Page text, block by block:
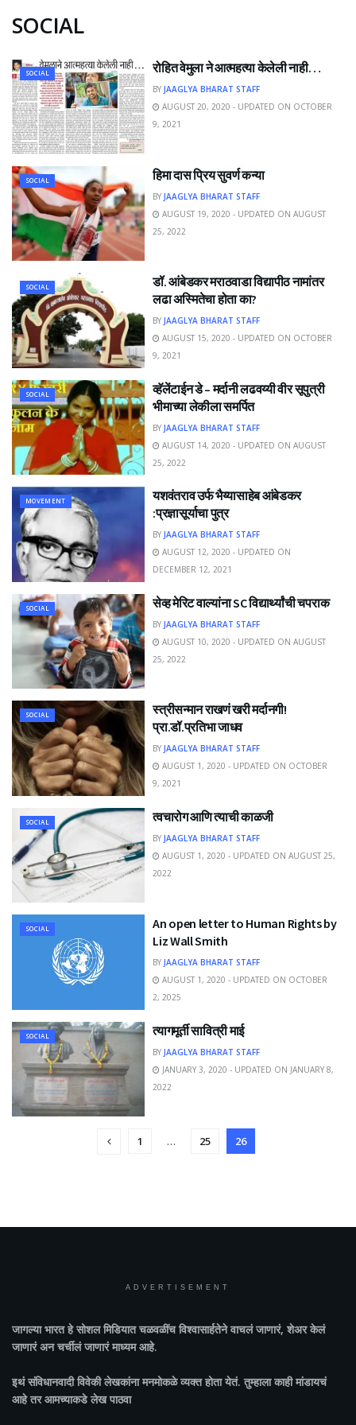
SOCIAL
SOCIAL रोहित वेमुला ने आत्महत्या केलेली नाही…
BY JAAGLYA BHARAT STAFF
AUGUST 20, 2020 - UPDATED ON OCTOBER
9, 2021
SOCIAL हिमा दास प्रिय सुवर्ण कन्या
BY JAAGLYA BHARAT STAFF
AUGUST 19, 2020 - UPDATED ON AUGUST
25, 2022
SOCIAL
डॉ. आंबेडकर मराठवाडा विद्यापीठ नामांतर
लढा अस्मितेचा होता का?
BY JAAGLYA BHARAT STAFF
AUGUST 15, 2020 - UPDATED ON OCTOBER
9, 2021
SOCIAL
व्हॅलेंटाईन डे – मर्दानी लढवय्यी वीर सूपुत्री
भीमाच्या लेकीला समर्पित
BY JAAGLYA BHARAT STAFF
AUGUST 14, 2020 - UPDATED ON AUGUST
25, 2022
MOVEMENT
यशवंतराव उर्फ भैय्यासाहेब आंबेडकर
:प्रज्ञासूर्याचा पुत्र
BY JAAGLYA BHARAT STAFF
AUGUST 12, 2020 - UPDATED ON
DECEMBER 12, 2021
SOCIAL सेव्ह मेरिट वाल्यांना SC विद्यार्थ्यांची चपराक
BY JAAGLYA BHARAT STAFF
AUGUST 10, 2020 - UPDATED ON AUGUST
25, 2022
SOCIAL
स्त्रीसन्मान राखणं खरी मर्दानगी!
प्रा.डॉ.प्रतिभा जाधव
BY JAAGLYA BHARAT STAFF
AUGUST 1, 2020 - UPDATED ON OCTOBER
9, 2021
SOCIAL त्वचारोग आणि त्याची काळजी
BY JAAGLYA BHARAT STAFF
AUGUST 1, 2020 - UPDATED ON AUGUST 25,
2022
SOCIAL
An open letter to Human Rights by
Liz Wall Smith
BY JAAGLYA BHARAT STAFF
AUGUST 1, 2020 - UPDATED ON OCTOBER
2, 2025
SOCIAL त्यागमूर्ती सावित्री माई
BY JAAGLYA BHARAT STAFF
JANUARY 3, 2020 - UPDATED ON JANUARY 8,
2022
1 … 25 26
ADVERTISEMENT
जागल्या भारतहे सोशल मिडियात चळवळींच विश्वासार्हतेने वाचलं जाणारं, शेअर केलं
जाणारं अन चर्चीलं जाणारं माध्यम आहे.
इथं संविधानवादी विवेकी लेखकांना मनमोकळे व्यक्त होता येतं. तुम्हाला काही मांडायचं
आहे तर आमच्याकडे लेख पाठवा